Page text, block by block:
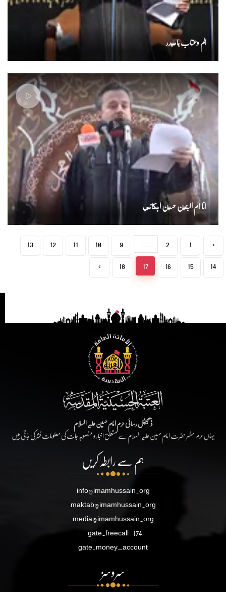
الم وعتاب ياحيدر
انا ام البنين حسين ابكاني
‹
1
2
...
9
10
11
12
13
14
15
16
17
18
›
ڈیجیٹل رسائی حرم امام حسین علیہ السلام
یہاں حرم مطہر حضرت امام حسین علیہ السلام سے متعلق اخبار و منصوبہ جات کی معلومات نشر کی جاتی ہیں
ہم سے رابطہ کریں
info@imamhussain.org
maktab@imamhussain.org
media@imamhussain.org
gate.freecall 174
gate.money_account
سروسز